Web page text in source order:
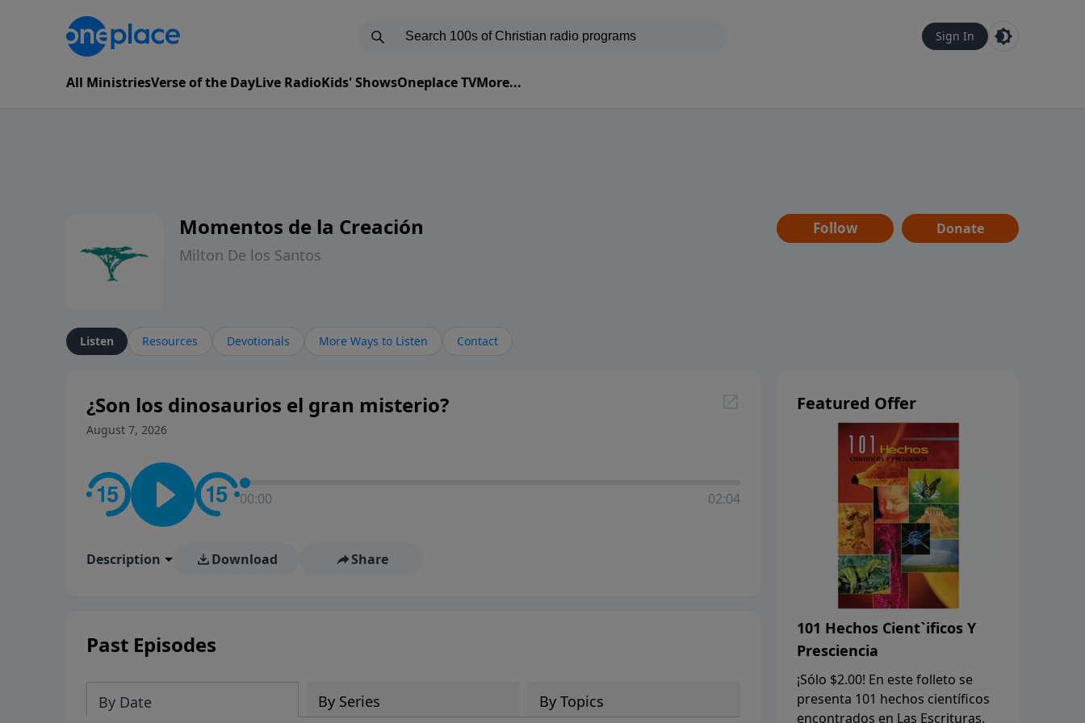
Sign In
All MinistriesVerse of the DayLive RadioKids' ShowsOneplace TVMore...
Momentos de la Creación
Milton De los Santos
Follow Donate
Listen Resources Devotionals More Ways to Listen Contact
¿Son los dinosaurios el gran misterio?
August 7, 2026
00:00 02:04
Description Download Share
Past Episodes
By Date By Series By Topics
Featured Offer
101 Hechos Cient`ificos Y
Presciencia
¡Sólo $2.00! En este folleto se
presenta 101 hechos científicos
encontrados en Las Escrituras.